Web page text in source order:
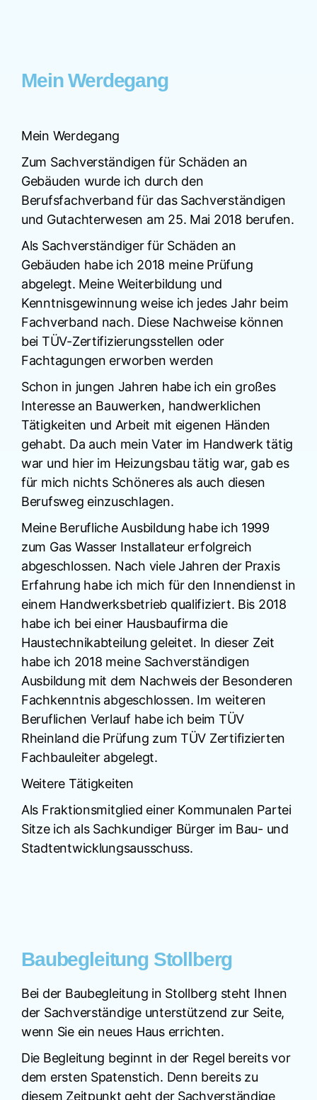
Mein Werdegang
Mein Werdegang
Zum Sachverständigen für Schäden an
Gebäuden wurde ich durch den
Berufsfachverband für das Sachverständigen
und Gutachterwesen am 25. Mai 2018 berufen.
Als Sachverständiger für Schäden an
Gebäuden habe ich 2018 meine Prüfung
abgelegt. Meine Weiterbildung und
Kenntnisgewinnung weise ich jedes Jahr beim
Fachverband nach. Diese Nachweise können
bei TÜV-Zertifizierungsstellen oder
Fachtagungen erworben werden
Schon in jungen Jahren habe ich ein großes
Interesse an Bauwerken, handwerklichen
Tätigkeiten und Arbeit mit eigenen Händen
gehabt. Da auch mein Vater im Handwerk tätig
war und hier im Heizungsbau tätig war, gab es
für mich nichts Schöneres als auch diesen
Berufsweg einzuschlagen.
Meine Berufliche Ausbildung habe ich 1999
zum Gas Wasser Installateur erfolgreich
abgeschlossen. Nach viele Jahren der Praxis
Erfahrung habe ich mich für den Innendienst in
einem Handwerksbetrieb qualifiziert. Bis 2018
habe ich bei einer Hausbaufirma die
Haustechnikabteilung geleitet. In dieser Zeit
habe ich 2018 meine Sachverständigen
Ausbildung mit dem Nachweis der Besonderen
Fachkenntnis abgeschlossen. Im weiteren
Beruflichen Verlauf habe ich beim TÜV
Rheinland die Prüfung zum TÜV Zertifizierten
Fachbauleiter abgelegt.
Weitere Tätigkeiten
Als Fraktionsmitglied einer Kommunalen Partei
Sitze ich als Sachkundiger Bürger im Bau- und
Stadtentwicklungsausschuss.
Baubegleitung Stollberg
Bei der Baubegleitung in Stollberg steht Ihnen
der Sachverständige unterstützend zur Seite,
wenn Sie ein neues Haus errichten.
Die Begleitung beginnt in der Regel bereits vor
dem ersten Spatenstich. Denn bereits zu
diesem Zeitpunkt geht der Sachverständige